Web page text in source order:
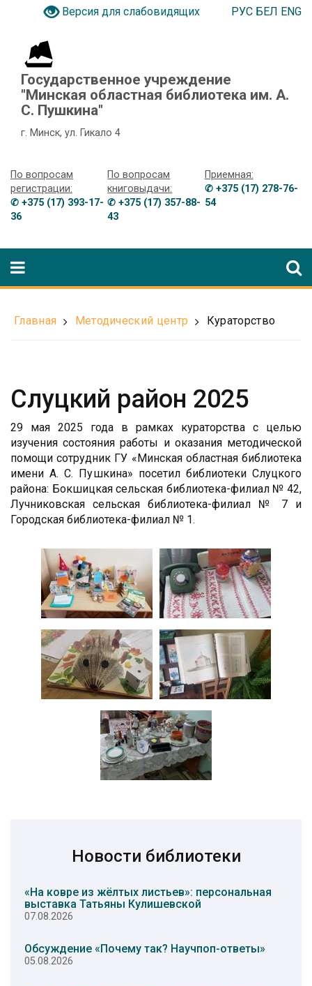
Версия для слабовидящих РУС БЕЛ ENG
Государственное учреждение
"Минская областная библиотека им. А.
С. Пушкина"
г. Минск, ул. Гикало 4
По вопросам
регистрации:
✆ +375 (17) 393-17-
36
По вопросам
книговыдачи:
✆ +375 (17) 357-88-
43
Приемная:
✆ +375 (17) 278-76-
54
Главная Методический центр Кураторство
Слуцкий район 2025
29 мая 2025 года в рамках кураторства с целью
изучения состояния работы и оказания методической
помощи сотрудник ГУ «Минская областная библиотека
имени А. С. Пушкина» посетил библиотеки Слуцкого
района: Бокшицкая сельская библиотека-филиал № 42,
Лучниковская сельская библиотека-филиал № 7 и
Городская библиотека-филиал № 1.
Новости библиотеки
«На ковре из жёлтых листьев»: персональная
выставка Татьяны Кулишевской
07.08.2026
Обсуждение «Почему так? Научпоп-ответы»
05.08.2026